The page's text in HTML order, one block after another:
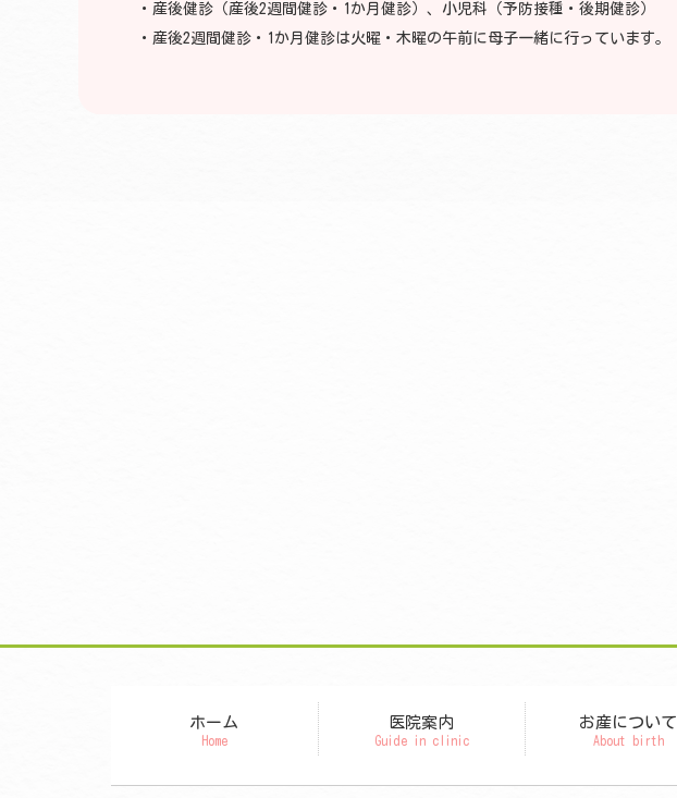
産後健診（産後2週間健診・1か月健診）、小児科（予防接種・後期健診）
産後2週間健診・1か月健診は火曜・木曜の午前に母子一緒に行っています。
ホーム
Home
医院案内
Guide in clinic
お産について
About birth